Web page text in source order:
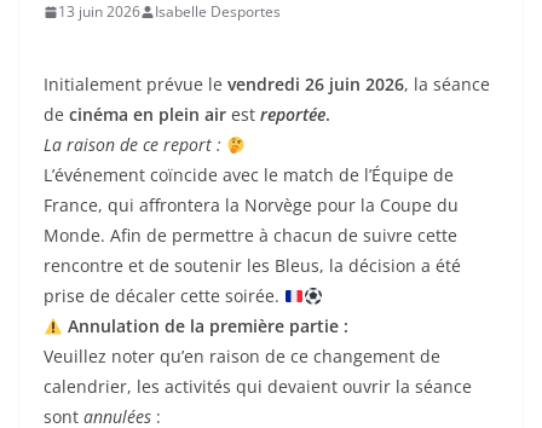
13 juin 2026 Isabelle Desportes
Initialement prévue le vendredi 26 juin 2026, la séance
de cinéma en plein air est reportée.
La raison de ce report :
L’événement coïncide avec le match de l’Équipe de
France, qui affrontera la Norvège pour la Coupe du
Monde. Afin de permettre à chacun de suivre cette
rencontre et de soutenir les Bleus, la décision a été
prise de décaler cette soirée.
Annulation de la première partie :
Veuillez noter qu’en raison de ce changement de
calendrier, les activités qui devaient ouvrir la séance
sont annulées :